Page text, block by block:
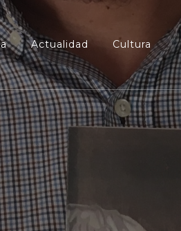
Actualidad Cultura